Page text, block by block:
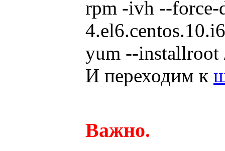
rpm -ivh --force-
yum --installroot
И переходим к
Важно.